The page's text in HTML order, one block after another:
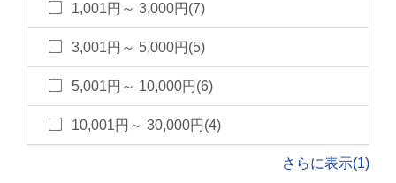
1,001円～ 3,000円(7)
3,001円～ 5,000円(5)
5,001円～ 10,000円(6)
10,001円～ 30,000円(4)
さらに表示(1)